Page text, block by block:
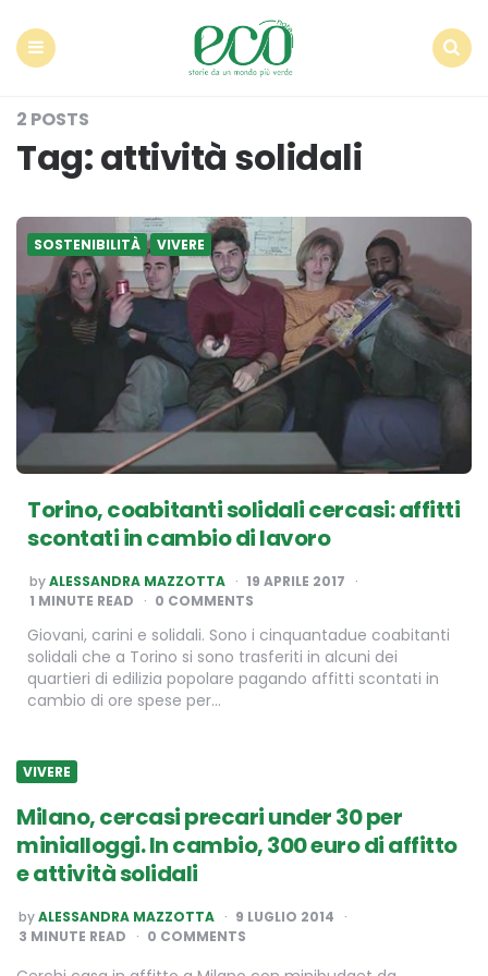
2 POSTS
Tag:attività solidali
SOSTENIBILITÀ VIVERE
Torino, coabitanti solidali cercasi: affitti
scontati in cambio di lavoro
POSTED
BY
byALESSANDRA MAZZOTTA
19 APRILE 2017
1 MINUTE READ 0 COMMENTS
Giovani, carini e solidali. Sono i cinquantadue coabitanti
solidali che a Torino si sono trasferiti in alcuni dei
quartieri di edilizia popolare pagando affitti scontati in
cambio di ore spese per…
VIVERE
Milano, cercasi precari under 30 per
minialloggi. In cambio, 300 euro di affitto
e attività solidali
POSTED
BY
byALESSANDRA MAZZOTTA
9 LUGLIO 2014
3 MINUTE READ 0 COMMENTS